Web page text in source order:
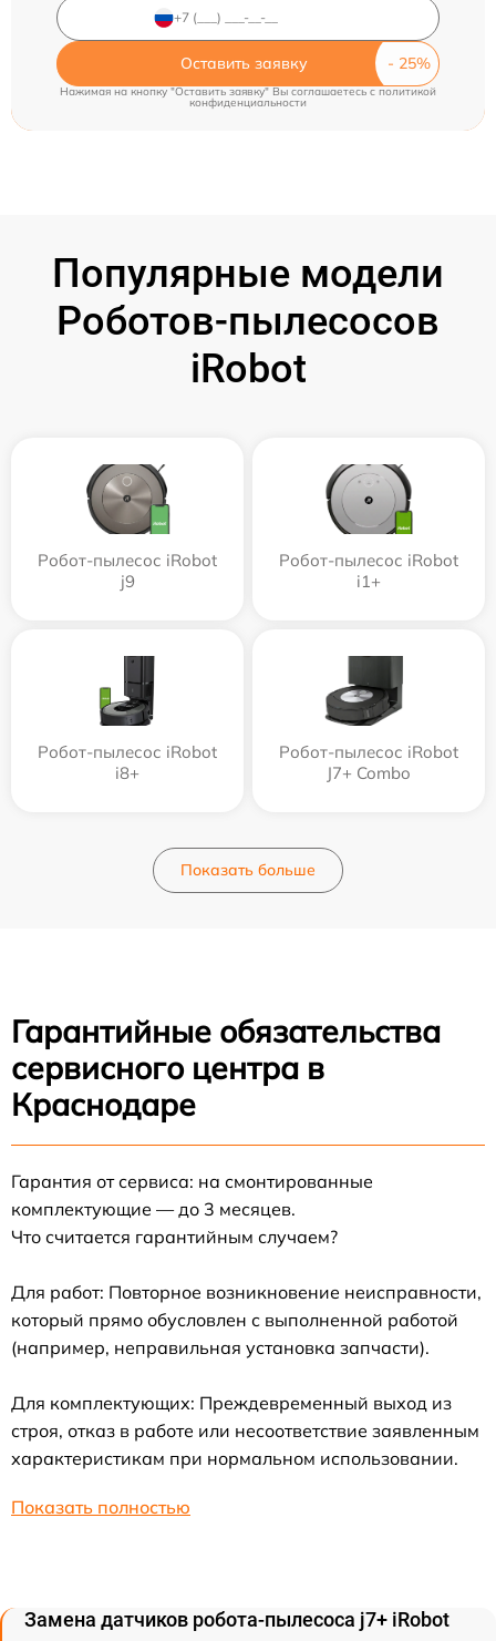
Оставить заявку
Нажимая на кнопку "Оставить заявку" Вы соглашаетесь cполитикой
конфиденциальности
Популярные модели
Роботов-пылесосов
iRobot
Робот-пылесос iRobot
j9
Робот-пылесос iRobot
i1+
Робот-пылесос iRobot
i8+
Робот-пылесос iRobot
J7+ Combo
Показать больше
Гарантийные обязательства
сервисного центра в
Краснодаре
Гарантия от сервиса: на смонтированные
комплектующие — до 3 месяцев.
Что считается гарантийным случаем?
Для работ: Повторное возникновение неисправности,
который прямо обусловлен с выполненной работой
(например, неправильная установка запчасти).
Для комплектующих: Преждевременный выход из
строя, отказ в работе или несоответствие заявленным
характеристикам при нормальном использовании.
Показать полностью
Замена датчиков робота-пылесоса j7+ iRobot